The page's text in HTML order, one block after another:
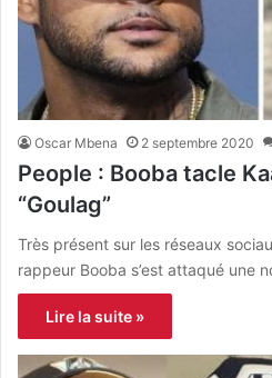
Oscar Mbena 2 septembre 2020
People : Booba tacle
“Goulag”
Très présent sur les réseaux
rappeur Booba s’est attaqué une
Lire la suite »